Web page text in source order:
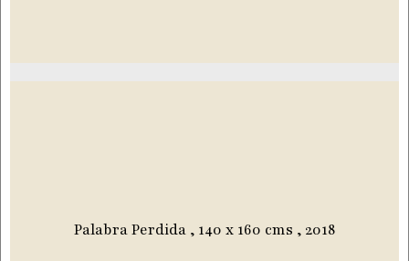
Palabra Perdida , 140 x 160 cms , 2018